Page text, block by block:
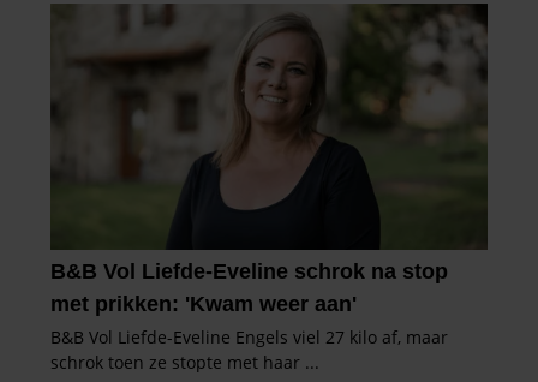
gaat akkoord met onze cookies als u onze website blijft